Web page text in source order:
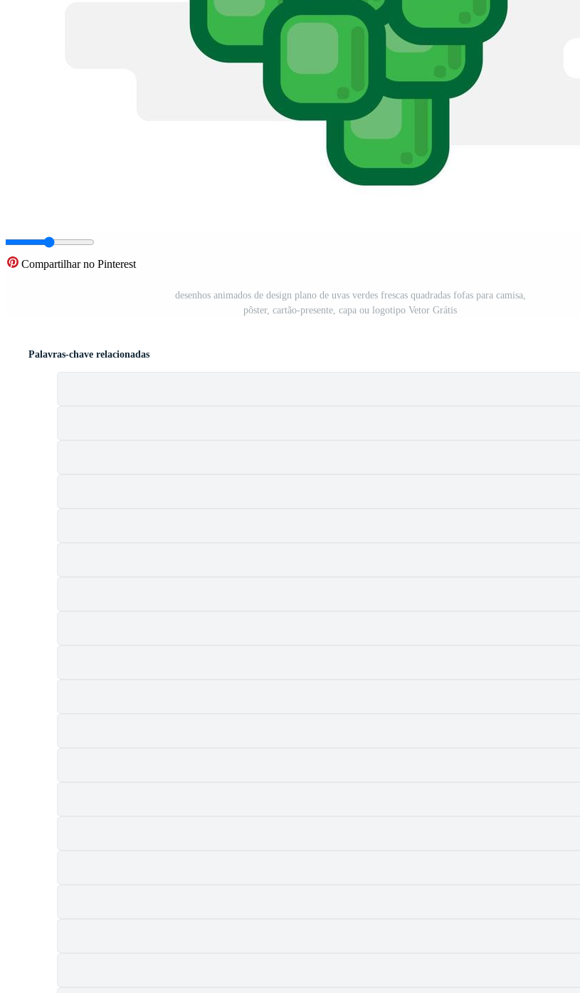
Compartilhar no Pinterest
desenhos animados de design plano de uvas verdes frescas quadradas fofas para camisa,
pôster, cartão-presente, capa ou logotipo Vetor Grátis
Palavras-chave relacionadas